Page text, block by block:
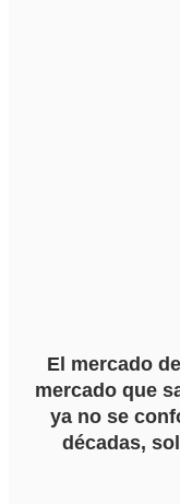
El mercado
mercado que
ya no se
décadas,